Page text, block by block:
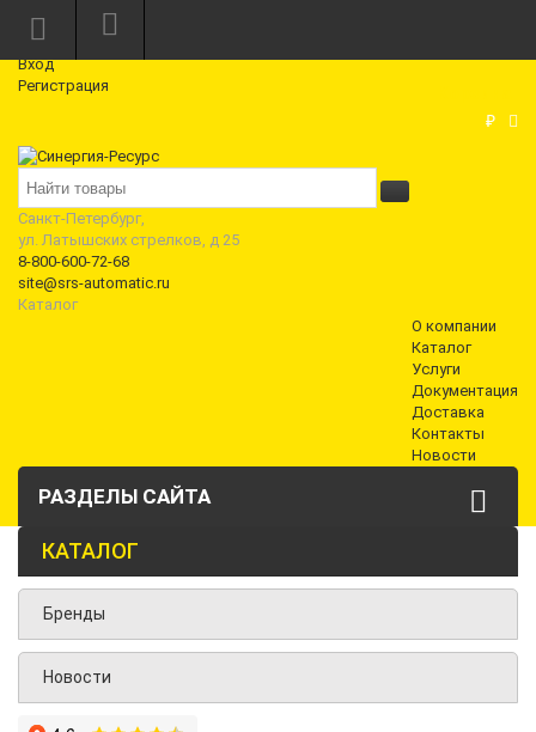
Режим работы: Пн—Пт: 10:00—18:00
Вход
Регистрация
₽
Санкт-Петербург,
ул. Латышских стрелков, д 25
8-800-600-72-68
site@srs-automatic.ru
Каталог
О компании
Каталог
Услуги
Документация
Доставка
Контакты
Новости
РАЗДЕЛЫ САЙТА
КАТАЛОГ
Бренды
Новости